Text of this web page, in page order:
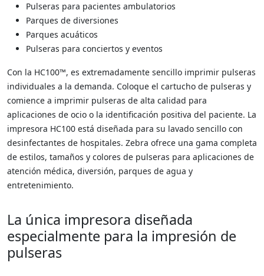
Pulseras para pacientes ambulatorios
Parques de diversiones
Parques acuáticos
Pulseras para conciertos y eventos
Con la HC100™, es extremadamente sencillo imprimir pulseras
individuales a la demanda. Coloque el cartucho de pulseras y
comience a imprimir pulseras de alta calidad para
aplicaciones de ocio o la identificación positiva del paciente. La
impresora HC100 está diseñada para su lavado sencillo con
desinfectantes de hospitales. Zebra ofrece una gama completa
de estilos, tamaños y colores de pulseras para aplicaciones de
atención médica, diversión, parques de agua y
entretenimiento.
La única impresora diseñada
especialmente para la impresión de
pulseras